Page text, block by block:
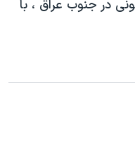
در جنوب عراق ، با